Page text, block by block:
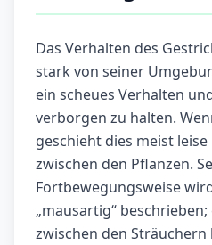
Das Verhalten des
stark von seiner
ein scheues Verhalten
verborgen zu halten.
geschieht dies meist
zwischen den Pflanzen.
Fortbewegungsweise
„mausartig“
zwischen den